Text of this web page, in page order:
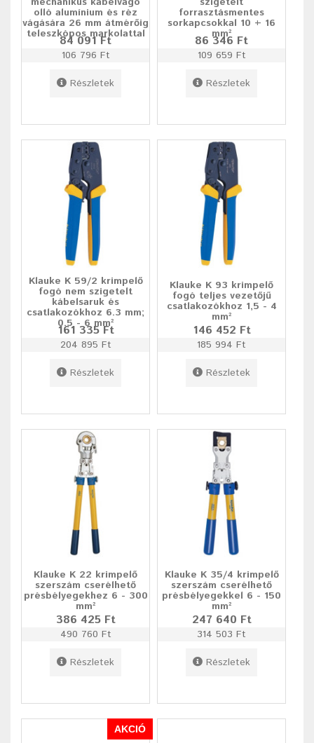
olló alumínium és réz
vágására 26 mm átmérőig
teleszkópos markolattal
84 091 Ft
106 796 Ft
Részletek
forrasztásmentes
sorkapcsokkal 10 + 16
mm²
86 346 Ft
109 659 Ft
Részletek
Klauke K 59/2 krimpelő
fogó nem szigetelt
kábelsaruk és
csatlakozókhoz 6.3 mm;
0.5 - 6 mm²
161 335 Ft
204 895 Ft
Részletek
Klauke K 93 krimpelő
fogó teljes vezetőjű
csatlakozókhoz 1,5 - 4
mm²
146 452 Ft
185 994 Ft
Részletek
Klauke K 22 krimpelő
szerszám cserélhető
présbélyegekhez 6 - 300
mm²
386 425 Ft
490 760 Ft
Részletek
Klauke K 35/4 krimpelő
szerszám cserélhető
présbélyegekkel 6 - 150
mm²
247 640 Ft
314 503 Ft
Részletek
AKCIÓ